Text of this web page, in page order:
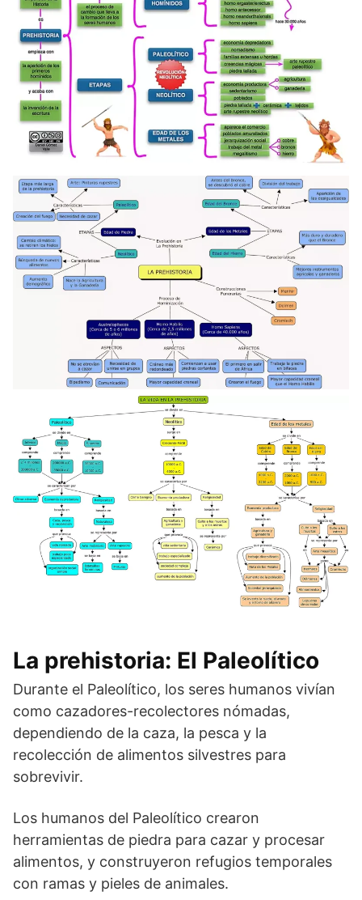
La prehistoria: El Paleolítico
Durante el Paleolítico, los seres humanos vivían
como cazadores-recolectores nómadas,
dependiendo de la caza, la pesca y la
recolección de alimentos silvestres para
sobrevivir.
Los humanos del Paleolítico crearon
herramientas de piedra para cazar y procesar
alimentos, y construyeron refugios temporales
con ramas y pieles de animales.